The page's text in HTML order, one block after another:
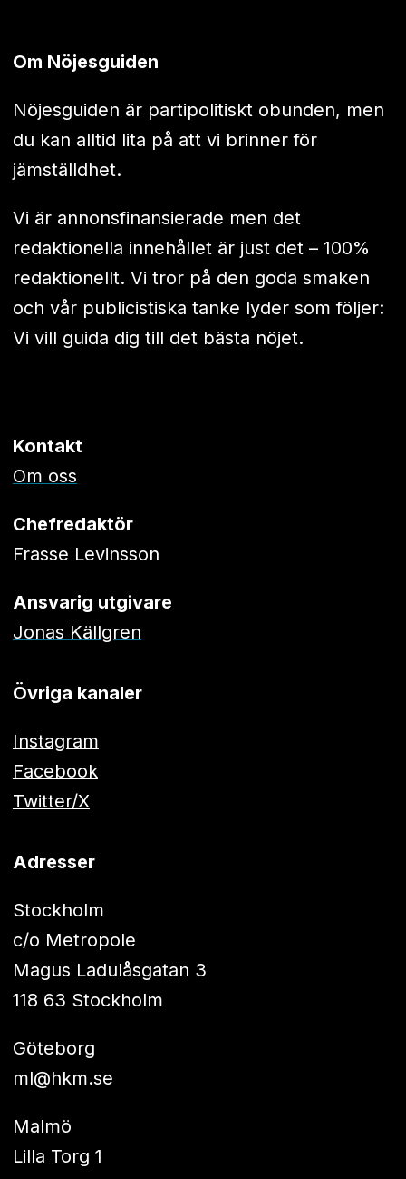
Om Nöjesguiden
Nöjesguiden är partipolitiskt obunden, men
du kan alltid lita på att vi brinner för
jämställdhet.
Vi är annonsfinansierade men det
redaktionella innehållet är just det – 100%
redaktionellt. Vi tror på den goda smaken
och vår publicistiska tanke lyder som följer:
Vi vill guida dig till det bästa nöjet.
Kontakt
Om oss
Chefredaktör
Frasse Levinsson
Ansvarig utgivare
Jonas Källgren
Övriga kanaler
Instagram
Facebook
Twitter/X
Adresser
Stockholm
c/o Metropole
Magus Ladulåsgatan 3
118 63 Stockholm
Göteborg
ml@hkm.se
Malmö
Lilla Torg 1